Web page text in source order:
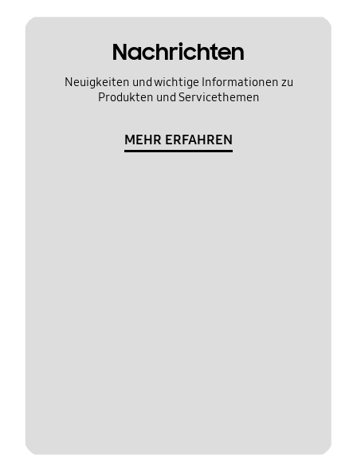
Nachrichten
Neuigkeiten und wichtige Informationen zu
Produkten und Servicethemen
MEHR ERFAHREN